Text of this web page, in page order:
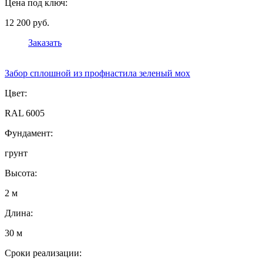
Цена под ключ:
12 200 руб.
Заказать
Забор сплошной из профнастила зеленый мох
Цвет:
RAL 6005
Фундамент:
грунт
Высота:
2 м
Длина:
30 м
Сроки реализации: